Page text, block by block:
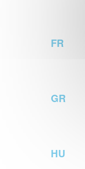
FR
GR
HU